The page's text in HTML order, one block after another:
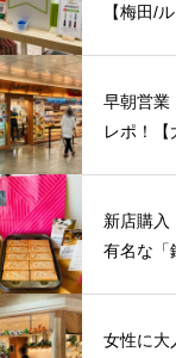
【梅田/
早朝営業
レポ！【
新店購入
有名な「
ン！
女性に大